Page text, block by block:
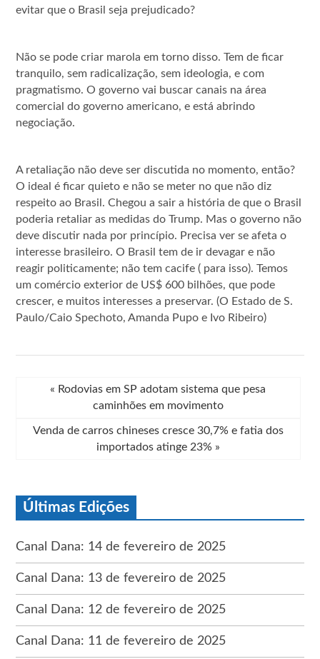
evitar que o Brasil seja prejudicado?
Não se pode criar marola em torno disso. Tem de ficar
tranquilo, sem radicalização, sem ideologia, e com
pragmatismo. O governo vai buscar canais na área
comercial do governo americano, e está abrindo
negociação.
A retaliação não deve ser discutida no momento, então?
O ideal é ficar quieto e não se meter no que não diz
respeito ao Brasil. Chegou a sair a história de que o Brasil
poderia retaliar as medidas do Trump. Mas o governo não
deve discutir nada por princípio. Precisa ver se afeta o
interesse brasileiro. O Brasil tem de ir devagar e não
reagir politicamente; não tem cacife ( para isso). Temos
um comércio exterior de US$ 600 bilhões, que pode
crescer, e muitos interesses a preservar. (O Estado de S.
Paulo/Caio Spechoto, Amanda Pupo e Ivo Ribeiro)
« Rodovias em SP adotam sistema que pesa
caminhões em movimento
Venda de carros chineses cresce 30,7% e fatia dos
importados atinge 23% »
Últimas Edições
Canal Dana: 14 de fevereiro de 2025
Canal Dana: 13 de fevereiro de 2025
Canal Dana: 12 de fevereiro de 2025
Canal Dana: 11 de fevereiro de 2025